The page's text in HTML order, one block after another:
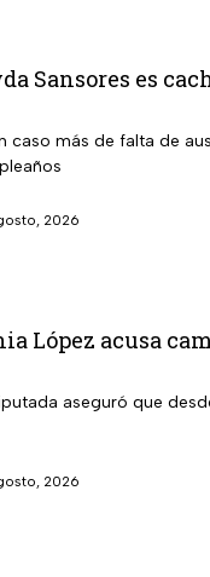
Sansores es
caso más de falta de
2026
López acusa
aseguró que
2026